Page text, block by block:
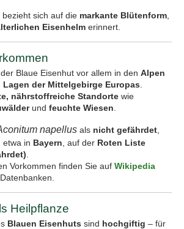
sich auf die markante Blütenform
Eisenhelm erinnert.
Blaue Eisenhut vor allem in den Alpen
Lagen der Mittelgebirge Europas
nährstoffreiche Standorte wie
und feuchte Wiesen
napellus als nicht gefährdet
, etwa in Bayern , auf der Roten Liste
Vorkommen finden Sie auf Wikipedia
Heilpflanze
Blauen Eisenhuts sind hochgiftig – für